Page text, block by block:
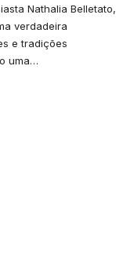
Nathalia Belletato,
verdadeira
e tradições
uma…